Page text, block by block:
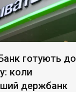
готують до
коли
держбанк